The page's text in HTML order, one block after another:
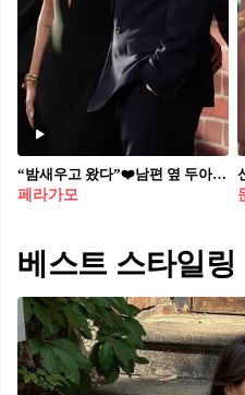
“밤새우고 왔다”❤️남편 옆 두아 리파 두아 리파·캘럼 터너, 결혼 64일 만의 첫 동반 레드카펫. 결혼 64일 만에 나란히 섰습니다. 두아 리파(Dua Lipa, 30)와 캘럼 터너(Callum Turner, 36)가 3일(현지시간) 뉴욕 ‘원 나이트 온리’ 프리미어에 부부로서 처음 함께했어요. 두아 리파는 커스텀 페라가모(Ferragamo) 블랙 가운이었습니다. 두 사람은 5월 31일 런던에서 혼인 서약을 했습니다. 이날 공개된 영화는 혼전 관계가 금지된 세계, 1년에 단 하룻밤을 그린 로맨틱 코미디. 터너가 남자 주인공을 맡았고 현지 개봉일은 7일입니다.
페라가모
베스트 스타일링